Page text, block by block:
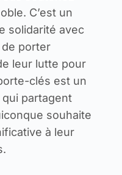
C’est un
solidarité avec
porter
leur lutte pour
clés est un
partagent
souhaite
à leur